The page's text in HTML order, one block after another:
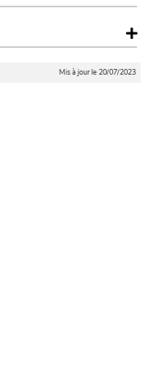
Mis à jour le 20/07/2023